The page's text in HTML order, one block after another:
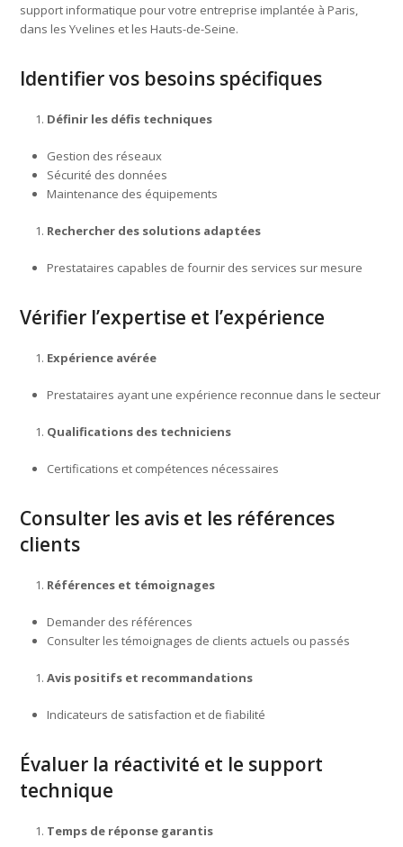
support informatique pour votre entreprise implantée à Paris,
dans les Yvelines et les Hauts-de-Seine.
Identifier vos besoins spécifiques
Définir les défis techniques
Gestion des réseaux
Sécurité des données
Maintenance des équipements
Rechercher des solutions adaptées
Prestataires capables de fournir des services sur mesure
Vérifier l’expertise et l’expérience
Expérience avérée
Prestataires ayant une expérience reconnue dans le secteur
Qualifications des techniciens
Certifications et compétences nécessaires
Consulter les avis et les références
clients
Références et témoignages
Demander des références
Consulter les témoignages de clients actuels ou passés
Avis positifs et recommandations
Indicateurs de satisfaction et de fiabilité
Évaluer la réactivité et le support
technique
Temps de réponse garantis